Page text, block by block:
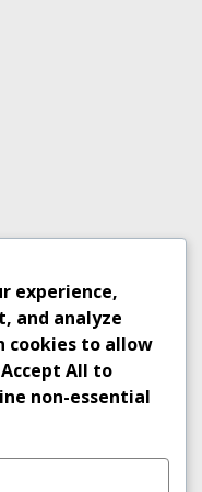
experience,
and analyze
cookies to allow
Accept All to
non-essential